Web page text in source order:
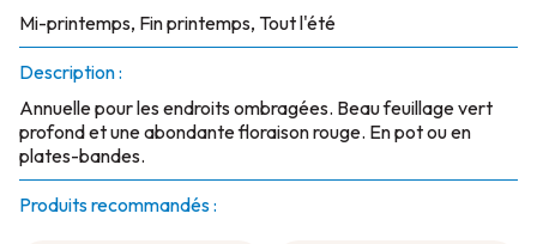
Mi-printemps, Fin printemps, Tout l'été
Description :
Annuelle pour les endroits ombragées. Beau feuillage vert
profond et une abondante floraison rouge. En pot ou en
plates-bandes.
Produits recommandés :